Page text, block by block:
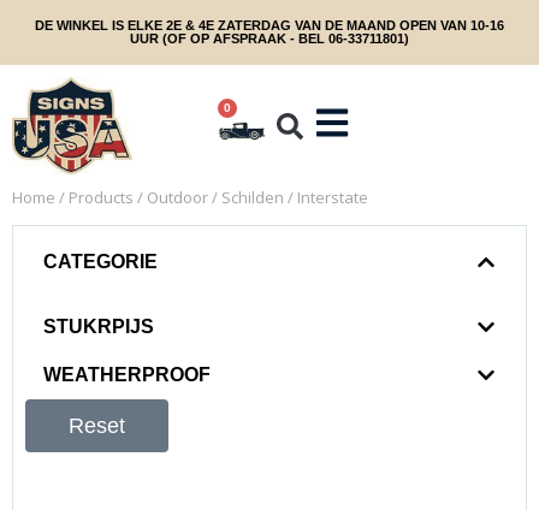
DE WINKEL IS ELKE 2E & 4E ZATERDAG VAN DE MAAND OPEN VAN 10-16
UUR (OF OP AFSPRAAK - BEL 06-33711801)
0
Home / Products / Outdoor/ Schilden / Interstate
CATEGORIE
STUKRPIJS
WEATHERPROOF
Reset